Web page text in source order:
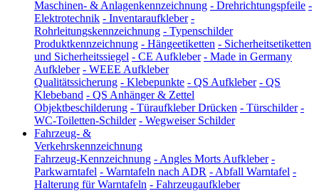
Maschinen- & Anlagenkennzeichnung - Drehrichtungspfeile -
Elektrotechnik - Inventaraufkleber -
Rohrleitungskennzeichnung - Typenschilder
Produktkennzeichnung - Hängeetiketten - Sicherheitsetiketten
und Sicherheitssiegel - CE Aufkleber - Made in Germany
Aufkleber - WEEE Aufkleber
Qualitätssicherung - Klebepunkte - QS Aufkleber - QS
Klebeband - QS Anhänger & Zettel
Objektbeschilderung - Türaufkleber Drücken - Türschilder -
WC-Toiletten-Schilder - Wegweiser Schilder
Fahrzeug- &
Verkehrskennzeichnung
Fahrzeug-Kennzeichnung - Angles Morts Aufkleber -
Parkwarntafel - Warntafeln nach ADR - Abfall Warntafel -
Halterung für Warntafeln - Fahrzeugaufkleber